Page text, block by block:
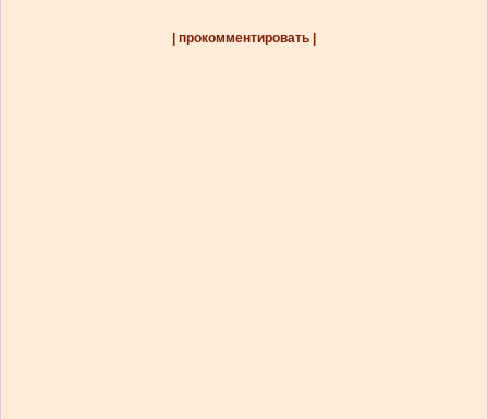
| прокомментировать |